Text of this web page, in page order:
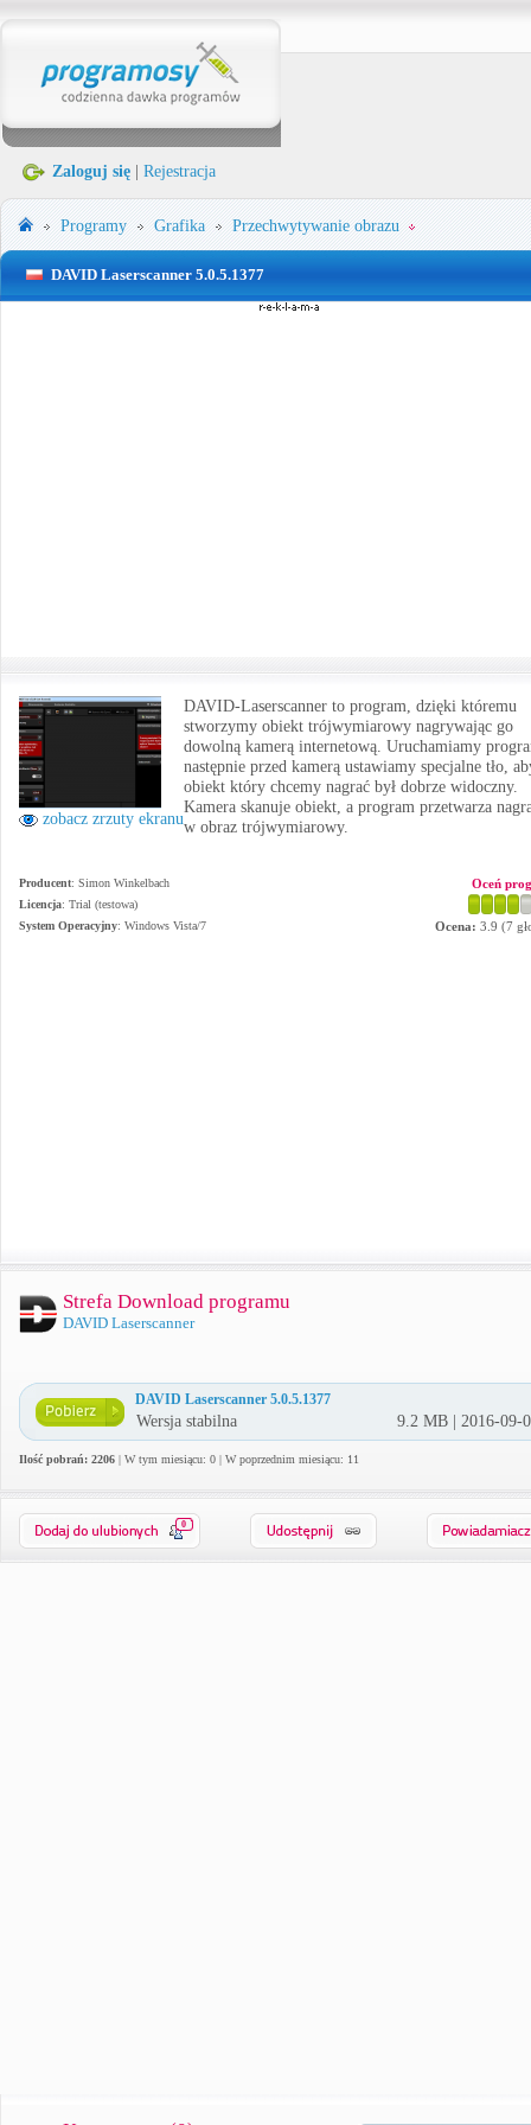
Zaloguj się Rejestracja
Programy Grafika Przechwytywanie obrazu
DAVID Laserscanner 5.0.5.1377
zobacz zrzuty ekranu
DAVID-Laserscanner to program, dzięki któremu
stworzymy obiekt trójwymiarowy nagrywając go
dowolną kamerą internetową. Uruchamiamy
następnie przed kamerą ustawiamy specjalne tło,
obiekt który chcemy nagrać był dobrze widoczny.
Kamera skanuje obiekt, a program przetwarza
w obraz trójwymiarowy.
Producent: Simon Winkelbach
Licencja: Trial (testowa)
System Operacyjny: Windows Vista/7
Oceń
Ocena: 3.9 (7
Strefa Download programu
DAVID Laserscanner
DAVID Laserscanner 5.0.5.1377
Wersja stabilna 9.2 MB | 2016-09-
Ilość pobrań: 2206 | W tym miesiącu: 0 | W poprzednim miesiącu: 11
0